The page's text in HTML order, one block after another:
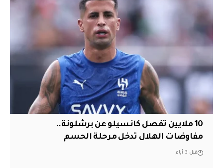
10 ملايين تفصل كانسيلو عن برشلونة..
مفاوضات الهلال تدخل مرحلة الحسم
قبل 3 أيام